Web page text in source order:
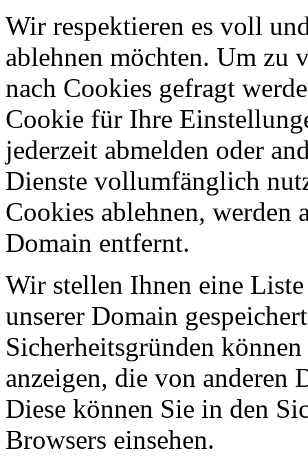
Wir respektieren es voll
ablehnen möchten. Um zu
nach Cookies gefragt
Cookie für Ihre
jederzeit abmelden oder
Dienste vollumfänglich
Cookies ablehnen, werden
Domain entfernt.
Wir stellen Ihnen eine
unserer Domain
Sicherheitsgründen
anzeigen, die von anderen
Diese können Sie in den
Browsers einsehen.